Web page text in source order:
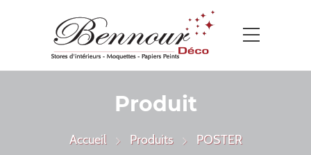
Produit
Accueil Produits
POSTER